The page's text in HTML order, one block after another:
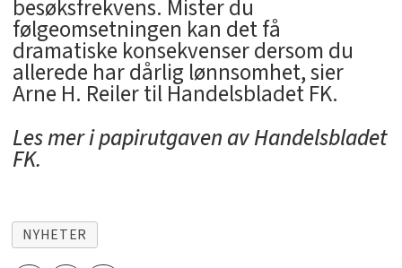
besøksfrekvens. Mister du
følgeomsetningen kan det få
dramatiske konsekvenser dersom du
allerede har dårlig lønnsomhet, sier
Arne H. Reiler til Handelsbladet FK.
Les mer i papirutgaven av Handelsbladet
FK.
NYHETER